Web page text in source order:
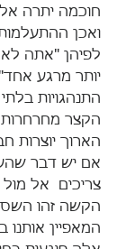
חוכמה יתרה
ואכן
לפיהן "אתה לא
יותר מרגע
התנהגויות
הקצר מחרחרות
הארוך יוצרות
אם יש דבר
צריכים  אל מול
הקשה זהו
המאפיין אותנו